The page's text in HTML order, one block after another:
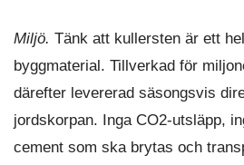
Miljö. Tänk att kullersten är ett
byggmaterial. Tillverkad för
därefter levererad säsongsvis
jordskorpan. Inga CO2-utsläpp,
cement som ska brytas och